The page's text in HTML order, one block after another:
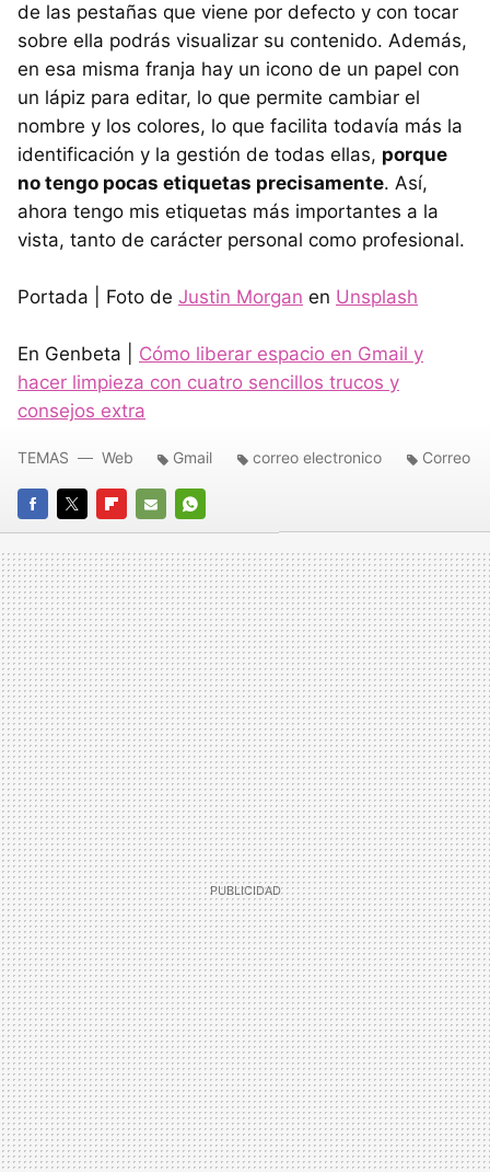
de las pestañas que viene por defecto y con tocar
sobre ella podrás visualizar su contenido. Además,
en esa misma franja hay un icono de un papel con
un lápiz para editar, lo que permite cambiar el
nombre y los colores, lo que facilita todavía más la
identificación y la gestión de todas ellas, porque
no tengo pocas etiquetas precisamente. Así,
ahora tengo mis etiquetas más importantes a la
vista, tanto de carácter personal como profesional.
Portada | Foto de Justin Morgan en Unsplash
En Genbeta | Cómo liberar espacio en Gmail y
hacer limpieza con cuatro sencillos trucos y
consejos extra
FACEBOOK
TWITTERFLIPBOARD
E-
MAIL
WHATSAPP
TEMAS Web Gmail correo electronico Correo